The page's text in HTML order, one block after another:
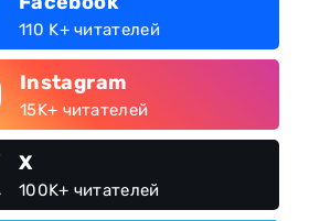
110 K+ читателей
Instagram
15K+ читателей
X
100K+ читателей